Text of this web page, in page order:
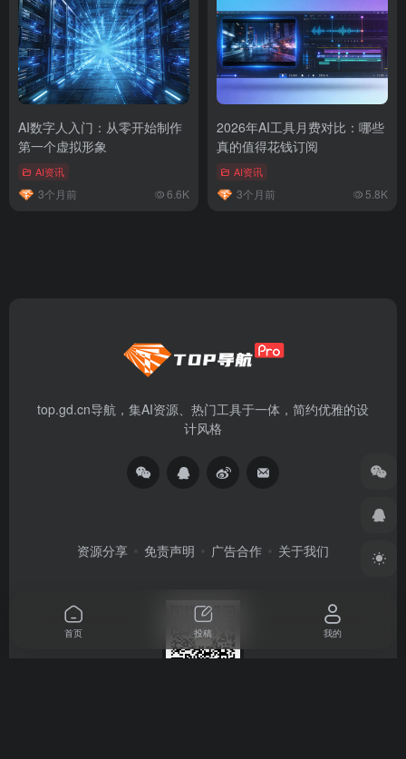
AI数字人入门：从零开始制作
第一个虚拟形象
AI资讯
3个月前 6.6K
2026年AI工具月费对比：哪些
真的值得花钱订阅
AI资讯
3个月前 5.8K
top.gd.cn导航，集AI资源、热门工具于一体，简约优雅的设
计风格
资源分享 免责声明 广告合作 关于我们
首页 投稿 我的